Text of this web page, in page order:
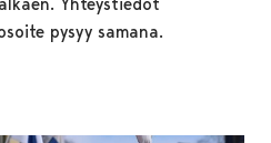
pysyy samana.